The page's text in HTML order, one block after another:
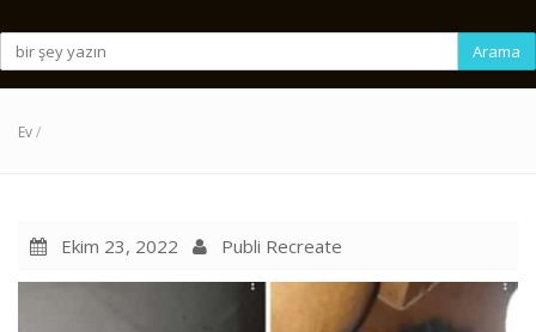
Arama
Ev/
Ekim 23, 2022 Publi Recreate